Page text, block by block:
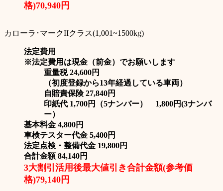
格)70,940円
カローラ･マークIIクラス(1,001~1500kg)
法定費用
※法定費用は現金（前金）でお願いします
重量税 24,600円
（初度登録から13年経過している車両）
自賠責保険 27,840円
印紙代 1,700円（5ナンバー） 1,800円(3ナンバ
ー）
基本料金 4,800円
車検テスター代金 5,400円
法定点検・整備代金 19,800円
合計金額 84,140円
3大割引活用後最大値引き合計金額(参考価
格)79,140円